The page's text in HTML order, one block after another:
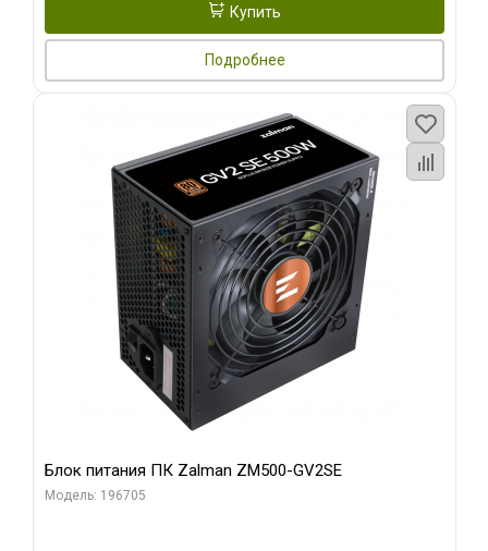
Купить
Подробнее
Блок питания ПК Zalman ZM500-GV2SE
Модель: 196705